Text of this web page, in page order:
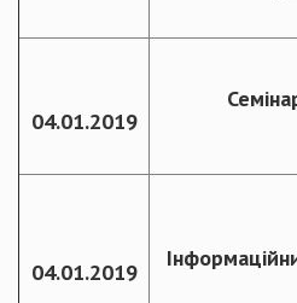
04.01.2019
04.01.2019